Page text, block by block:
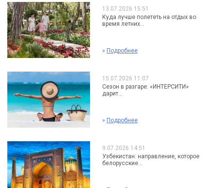
13.07.2026 15:51
Куда лучше полететь на отдых во
время летних...
» Подробнее
15.07.2026 11:07
Сезон в разгаре: «ИНТЕРСИТИ»
дарит...
» Подробнее
9.07.2026 14:51
Узбекистан: направление, которое
белорусские...